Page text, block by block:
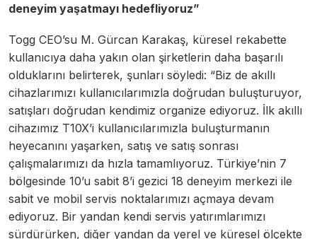
deneyim yaşatmayı hedefliyoruz”
Togg CEO’su M. Gürcan Karakaş, küresel rekabette
kullanıcıya daha yakın olan şirketlerin daha başarılı
olduklarını belirterek, şunları söyledi: “Biz de akıllı
cihazlarımızı kullanıcılarımızla doğrudan buluşturuyor,
satışları doğrudan kendimiz organize ediyoruz. İlk akıllı
cihazımız T10X’i kullanıcılarımızla buluşturmanın
heyecanını yaşarken, satış ve satış sonrası
çalışmalarımızı da hızla tamamlıyoruz. Türkiye’nin 7
bölgesinde 10’u sabit 8’i gezici 18 deneyim merkezi ile
sabit ve mobil servis noktalarımızı açmaya devam
ediyoruz. Bir yandan kendi servis yatırımlarımızı
sürdürürken, diğer yandan da yerel ve küresel ölçekte